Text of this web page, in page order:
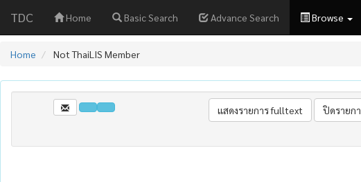
TDC Home Basic Search Advance Search Browse
Home Not ThaiLIS Member